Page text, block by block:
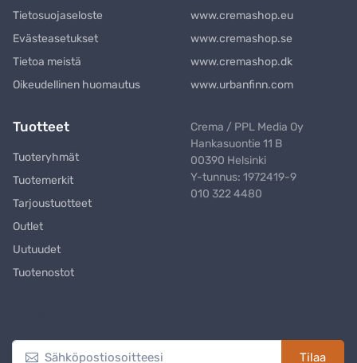
Tietosuojaseloste
Evästeasetukset
Tietoa meistä
Oikeudellinen huomautus
www.cremashop.eu
www.cremashop.se
www.cremashop.dk
www.urbanfinn.com
Tuotteet
Tuoteryhmät
Tuotemerkit
Tarjoustuotteet
Outlet
Uutuudet
Tuotenostot
Crema / PPL Media Oy
Hankasuontie 11 B
00390 Helsinki
Y-tunnus: 1972419-9
010 322 4480
Tilaa